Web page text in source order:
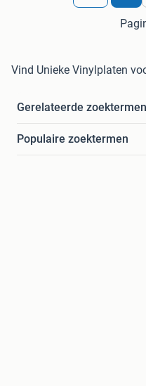
Vind Unieke Vinylplaten
Gerelateerde zoektermen
Populaire zoektermen